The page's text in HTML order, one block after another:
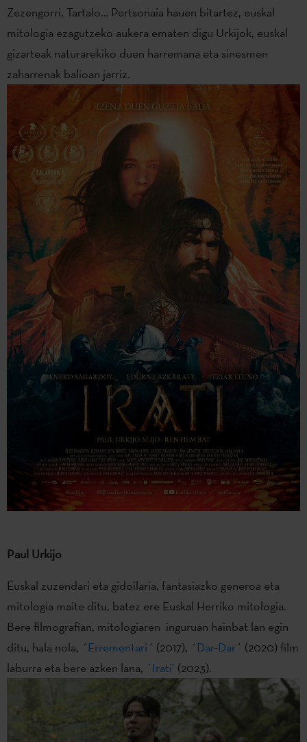
Zezengorri, Tartalo… Pertsonaia hauen bitartez, euskal
mitologia ezagutzeko aukera ematen digu Urkijok, euskal
gizarteak naturarekiko duen harremana eta sinesmen
zaharrenak balioan jarriz.
Paul Urkijo
Euskal zuzendari eta gidoilaria, fantasiazko generoa eta
mitologia maite ditu, batez ere Euskal Herriko mitologia.
Bere filmografian, mitologiaren inguruan hainbat lan egin
ditu, hala nola, ´ Errementari ´ (2017), ´ Dar-Dar´ (2020) film
laburra eta bere azken lana, ´Irati’ (2023).